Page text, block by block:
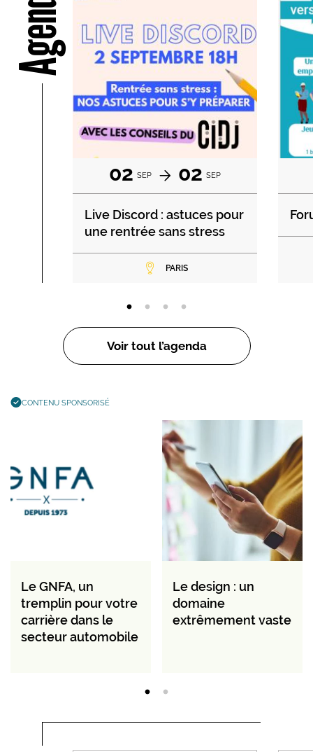
Agenda
02 SEP 02 SEP
Live Discord : astuces pour
une rentrée sans stress
PARIS
Voir tout l’agenda
CONTENU SPONSORISÉ
Le GNFA, un
tremplin pour votre
carrière dans le
secteur automobile
Le design : un
domaine
extrêmement vaste